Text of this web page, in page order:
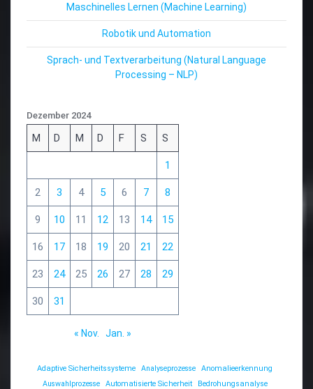
Maschinelles Lernen (Machine Learning)
Robotik und Automation
Sprach- und Textverarbeitung (Natural Language
Processing – NLP)
Dezember 2024
M D M D F S S
1
2 3 4 5 6 7 8
9 10 11 12 13 14 15
16 17 18 19 20 21 22
23 24 25 26 27 28 29
30 31
« Nov. Jan. »
Adaptive Sicherheitssysteme Analyseprozesse
Anomalieerkennung
Auswahlprozesse
Automatisierte Sicherheit
Bedrohungsanalyse